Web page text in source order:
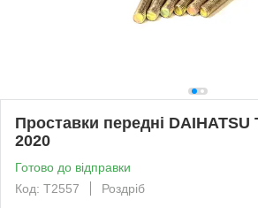
Проставки передні DAIHATSU
2020
Готово до відправки
Код: T2557
Роздріб